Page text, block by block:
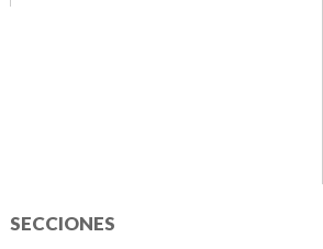
SECCIONES